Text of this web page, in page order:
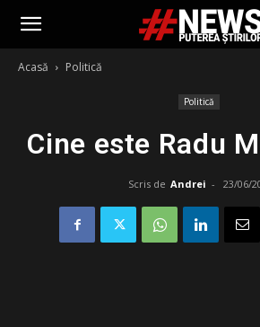
Acasă Politică
Politică
Cine este Radu
Scris de Andrei - 23/06/